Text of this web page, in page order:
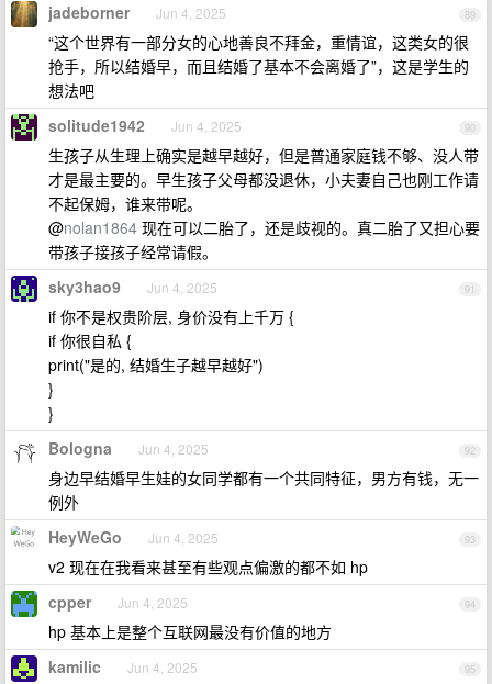
89
jadeborner Jun 4, 2025
“这个世界有一部分女的心地善良不拜金，重情谊，这类女的很
抢手，所以结婚早，而且结婚了基本不会离婚了”，这是学生的
想法吧
90
solitude1942 Jun 4, 2025
生孩子从生理上确实是越早越好，但是普通家庭钱不够、没人带
才是最主要的。早生孩子父母都没退休，小夫妻自己也刚工作请
不起保姆，谁来带呢。
@nolan1864 现在可以二胎了，还是歧视的。真二胎了又担心要
带孩子接孩子经常请假。
91
sky3hao9 Jun 4, 2025
if 你不是权贵阶层, 身价没有上千万 {
if 你很自私 {
print("是的, 结婚生子越早越好")
}
}
92
Bologna Jun 4, 2025
身边早结婚早生娃的女同学都有一个共同特征，男方有钱，无一
例外
93
HeyWeGo Jun 4, 2025
v2 现在在我看来甚至有些观点偏激的都不如 hp
94
cpper Jun 4, 2025
hp 基本上是整个互联网最没有价值的地方
95
kamilic Jun 4, 2025